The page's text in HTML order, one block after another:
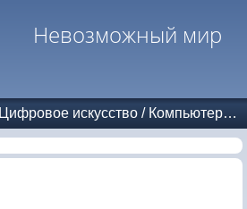
Невозможный мир
Цифровое искусство / Компьютерная графика